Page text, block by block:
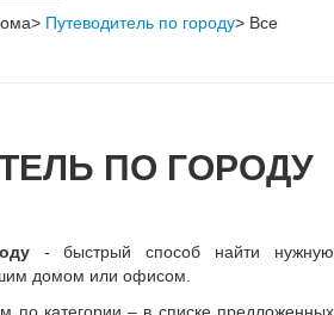
> Путеводитель по городу> Все
ПО ГОРОДУ
- быстрый способ найти нужную
домом или офисом.